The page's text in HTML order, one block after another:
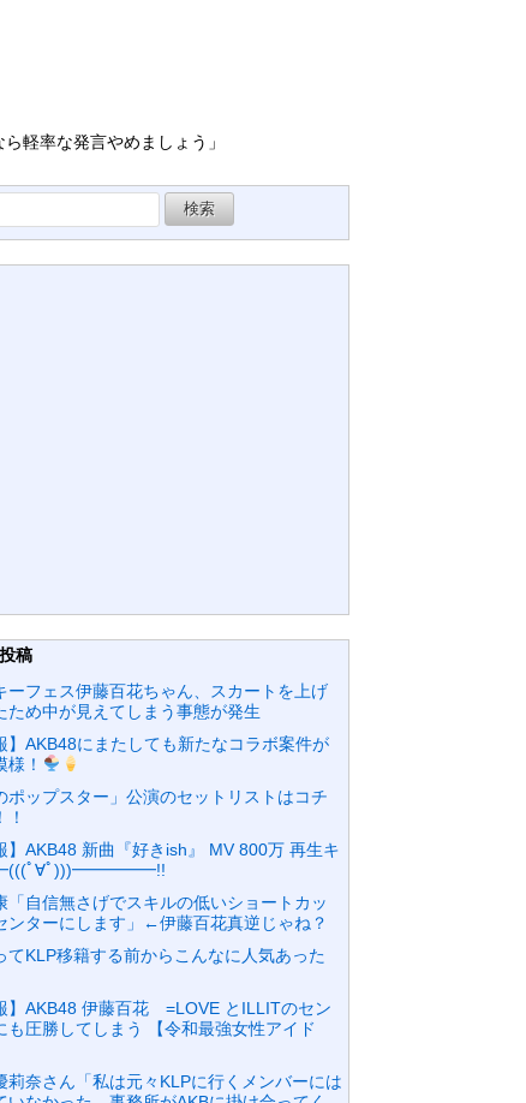
軽率な発言やめましょう」
稿
ーフェス伊藤百花ちゃん、スカートを上げ
ため中が見えてしまう事態が発生
】AKB48にまたしても新たなコラボ案件が
様！
ポップスター」公演のセットリストはコチ
！
】AKB48 新曲『好きish』 MV 800万 再生キ
ﾟ∀ﾟ)))━━━━━!!
「自信無さげでスキルの低いショートカッ
ンターにします」←伊藤百花真逆じゃね？
てKLP移籍する前からこんなに人気あった
】AKB48 伊藤百花 =LOVE とILLITのセン
も圧勝してしまう 【令和最強女性アイド
莉奈さん「私は元々KLPに行くメンバーには